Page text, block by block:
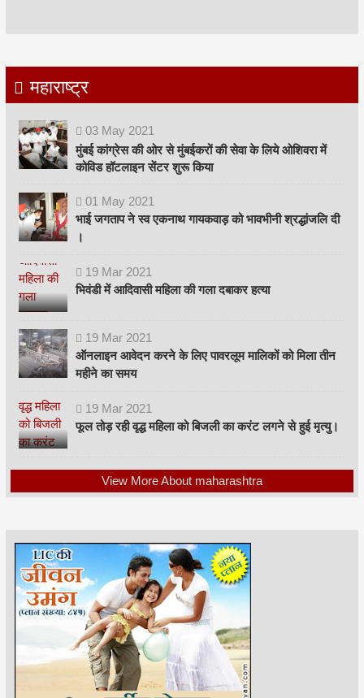
महाराष्ट्र
03 May 2021
मुंबई कांग्रेस की ओर से मुंबईकरों की सेवा के लिये ओशिवरा में
कोविड हॉटलाइन सेंटर शुरू किया
01 May 2021
भाई जगताप ने स्व एकनाथ गायकवाड़ को भावभीनी श्रद्धांजलि दी
।
19 Mar 2021
भिवंडी में आदिवासी महिला की गला दबाकर हत्या
19 Mar 2021
ऑनलाइन आवेदन करने के लिए पावरलूम मालिकों को मिला तीन
महीने का समय
19 Mar 2021
फूल तोड़ रही वृद्ध महिला को बिजली का करंट लगने से हुई मृत्यु।
View More About maharashtra